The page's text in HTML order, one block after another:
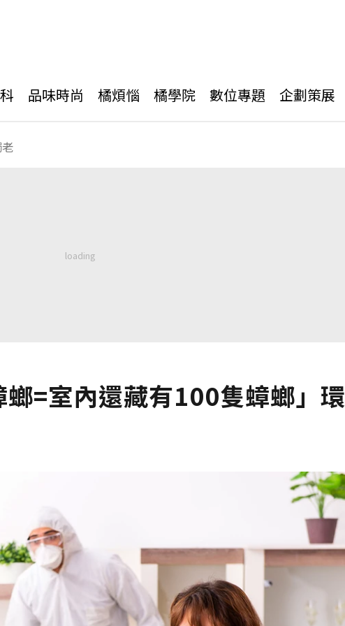
品味時尚 橘煩惱 橘學院 數位專題 企劃策展
=室內還藏有100隻蟑螂」